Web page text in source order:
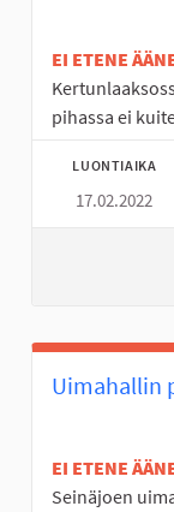
EI ETENE
pihassa ei
LUONTIAIKA
17.02.2022
Uimahallin
EI ETENE
Seinäjoen